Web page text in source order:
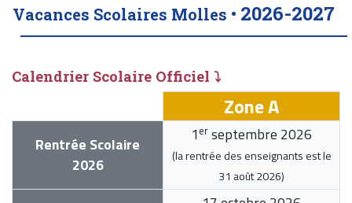
Vacances Scolaires Molles • 2026-2027
Calendrier Scolaire Officiel ⤵
Zone A
Rentrée Scolaire
2026
1 er septembre 2026
(la rentrée des enseignants est le
31 août 2026)